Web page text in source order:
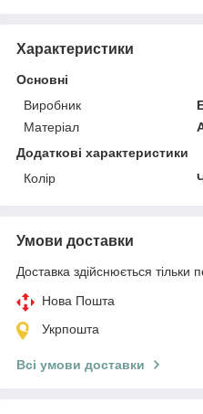
Характеристики
Основні
Виробник
Матеріал
Додаткові характеристики
Колір
Умови доставки
Доставка здійснюється тільки
Нова Пошта
Укрпошта
Всі умови доставки